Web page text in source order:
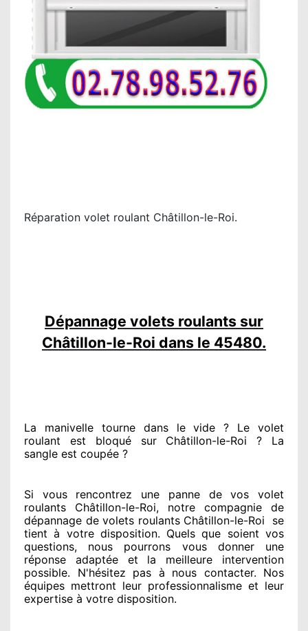
Réparation volet roulant Châtillon-le-Roi.
Dépannage volets roulants sur
Châtillon-le-Roi dans le 45480.
La manivelle tourne dans le vide ? Le volet
roulant est bloquésur Châtillon-le-Roi ? La
sangle est coupée ?
Si vous rencontrez une panne de vos volet
roulants Châtillon-le-Roi, notre compagnie de
dépannage de volets roulants Châtillon-le-Roi
se
tient à votre disposition. Quels que soient vos
questions, nous pourrons vous donnerune
réponse adaptéeet la meilleure intervention
possible. N'hésitez pas à nous contacter. Nos
équipes mettront leur professionnalisme et leur
expertise à votre disposition.